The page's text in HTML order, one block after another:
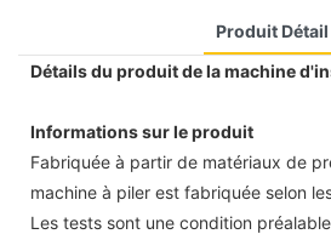
Produit Détail
Détails du produit de la machine
Informations sur le produit
Fabriquée à partir de matériaux de
machine à piler est fabriquée selon
Les tests sont une condition